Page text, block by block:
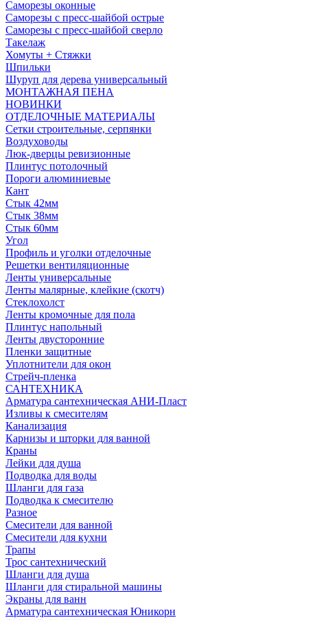
Саморезы оконные
Саморезы с пресс-шайбой острые
Саморезы с пресс-шайбой сверло
Такелаж
Хомуты + Стяжки
Шпильки
Шуруп для дерева универсальный
МОНТАЖНАЯ ПЕНА
НОВИНКИ
ОТДЕЛОЧНЫЕ МАТЕРИАЛЫ
Сетки строительные, серпянки
Воздуховоды
Люк-дверцы ревизионные
Плинтус потолочный
Пороги алюминиевые
Кант
Стык 42мм
Стык 38мм
Стык 60мм
Угол
Профиль и уголки отделочные
Решетки вентиляционные
Ленты универсальные
Ленты малярные, клейкие (скотч)
Стеклохолст
Ленты кромочные для пола
Плинтус напольный
Ленты двусторонние
Пленки защитные
Уплотнители для окон
Стрейч-пленка
САНТЕХНИКА
Арматура сантехническая АНИ-Пласт
Изливы к смесителям
Канализация
Карнизы и шторки для ванной
Краны
Лейки для душа
Подводка для воды
Шланги для газа
Подводка к смесителю
Разное
Смесители для ванной
Смесители для кухни
Трапы
Трос сантехнический
Шланги для душа
Шланги для стиральной машины
Экраны для ванн
Арматура сантехническая Юникорн